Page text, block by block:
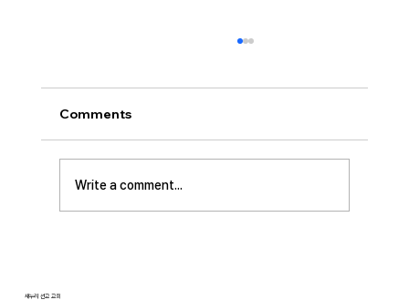
사랑하는 성도 여러분! 하나님께서 가장 싫어하
시는 것이 무엇일가요? 모두가 아시는 대로 바로
교만입니다. 이번 새벽기도 본문인 에스겔에서도
교만으로 인해 하나님의 거룩한 진노가 애굽과
Comments
Write a comment...
새누리 선교 교회